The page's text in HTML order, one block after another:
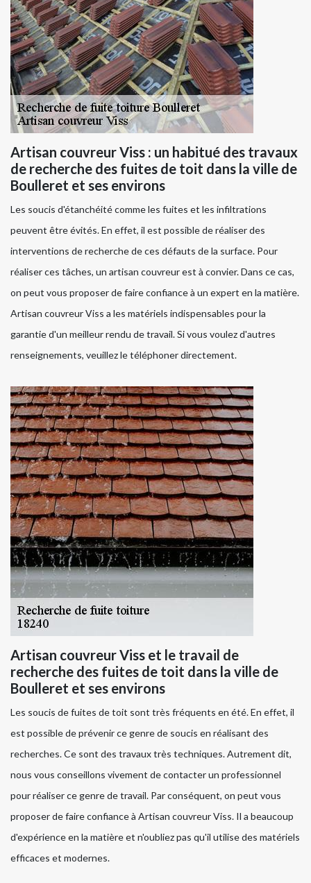
Artisan couvreur Viss : un habitué des travaux
de recherche des fuites de toit dans la ville de
Boulleret et ses environs
Les soucis d'étanchéité comme les fuites et les infiltrations
peuvent être évités. En effet, il est possible de réaliser des
interventions de recherche de ces défauts de la surface. Pour
réaliser ces tâches, un artisan couvreur est à convier. Dans ce cas,
on peut vous proposer de faire confiance à un expert en la matière.
Artisan couvreur Viss a les matériels indispensables pour la
garantie d'un meilleur rendu de travail. Si vous voulez d'autres
renseignements, veuillez le téléphoner directement.
Artisan couvreur Viss et le travail de
recherche des fuites de toit dans la ville de
Boulleret et ses environs
Les soucis de fuites de toit sont très fréquents en été. En effet, il
est possible de prévenir ce genre de soucis en réalisant des
recherches. Ce sont des travaux très techniques. Autrement dit,
nous vous conseillons vivement de contacter un professionnel
pour réaliser ce genre de travail. Par conséquent, on peut vous
proposer de faire confiance à Artisan couvreur Viss. Il a beaucoup
d'expérience en la matière et n'oubliez pas qu'il utilise des matériels
efficaces et modernes.